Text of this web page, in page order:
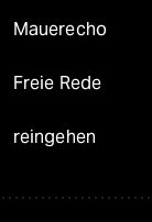
Mauerecho
Freie Rede
reingehen